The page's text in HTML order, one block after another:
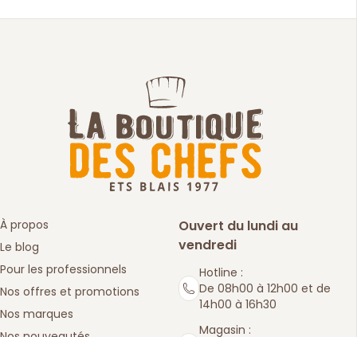
À propos
Le blog
Pour les professionnels
Nos offres et promotions
Nos marques
Ouvert du lundi au
vendredi
Hotline :
De 08h00 à 12h00 et de
14h00 à 16h30
Magasin :